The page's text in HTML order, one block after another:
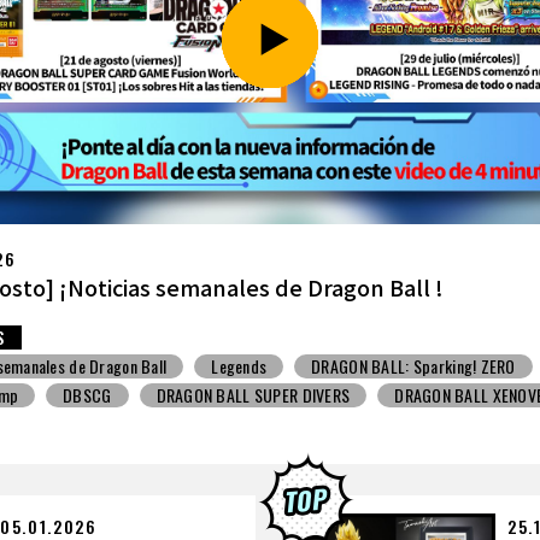
¡Noticias semanales de Dragon Ball !
de Dragon Ball
Snack con juguete V Jump
DBSCG
SUPER DIVERS
DRAGON BALL XENOVERSE ３
Los dibujos de Toyotarou
BANDAI
05.01.2026